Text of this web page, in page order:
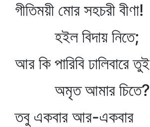
গীতিময়ী মোর সহচরী বীণা!
হইল বিদায় নিতে;
আর কি পারিবি ঢালিবারে তুই
অমৃত আমার চিতে?
তবু একবার আর-একবার